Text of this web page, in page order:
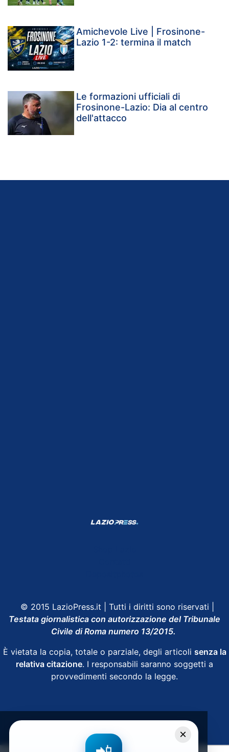
Amichevole Live | Frosinone-
Lazio 1-2: termina il match
Le formazioni ufficiali di
Frosinone-Lazio: Dia al centro
dell'attacco
© 2015 LazioPress.it | Tutti i diritti sono riservati |
Testata giornalistica con autorizzazione del Tribunale
Civile di Roma numero 13/2015.
È vietata la copia, totale o parziale, degli articoli senza la
relativa citazione. I responsabili saranno soggetti a
provvedimenti secondo la legge.
×